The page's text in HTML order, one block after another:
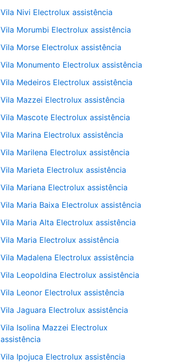
Vila Nivi Electrolux assistência
Vila Morumbi Electrolux assistência
Vila Morse Electrolux assistência
Vila Monumento Electrolux assistência
Vila Medeiros Electrolux assistência
Vila Mazzei Electrolux assistência
Vila Mascote Electrolux assistência
Vila Marina Electrolux assistência
Vila Marilena Electrolux assistência
Vila Marieta Electrolux assistência
Vila Mariana Electrolux assistência
Vila Maria Baixa Electrolux assistência
Vila Maria Alta Electrolux assistência
Vila Maria Electrolux assistência
Vila Madalena Electrolux assistência
Vila Leopoldina Electrolux assistência
Vila Leonor Electrolux assistência
Vila Jaguara Electrolux assistência
Vila Isolina Mazzei Electrolux
assistência
Vila Ipojuca Electrolux assistência